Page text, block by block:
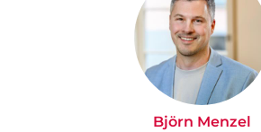
Björn Menzel